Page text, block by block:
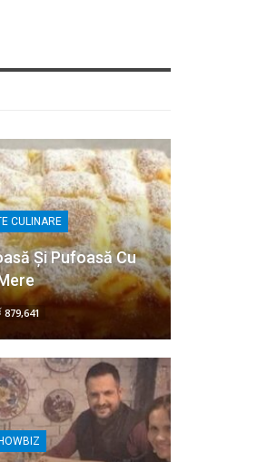
CULINARE
Și Pufoasă Cu
879,641